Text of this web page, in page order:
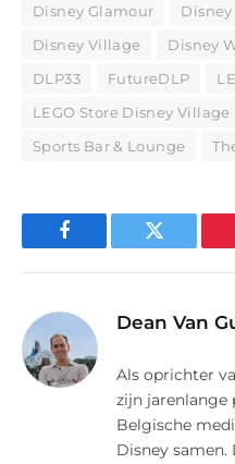
Disney Glamour
Disney
Disney Village
Disney
DLP33
FutureDLP
LEGO Store Disney Village
Sports Bar & Lounge
Facebook Twitter
Dean Van
Als oprichter
zijn jarenlange
Belgische
Disney